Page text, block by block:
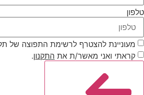
טלפון
מעוניינת להצטרף לרשימת התפוצה של
קראתי ואני מאשר/ת את התקנון.